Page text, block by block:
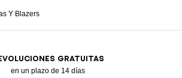
Y Blazers
GRATUITAS
en un plazo de 14 días